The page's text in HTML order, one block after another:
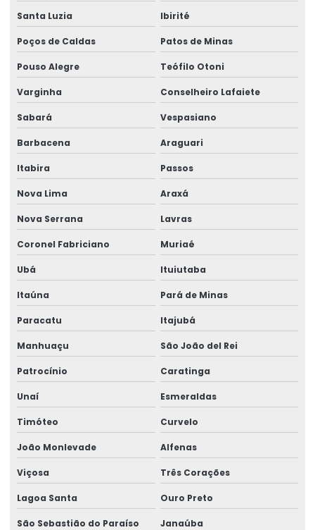
Santa Luzia Ibirité
Poços de Caldas Patos de Minas
Pouso Alegre Teófilo Otoni
Varginha Conselheiro Lafaiete
Sabará Vespasiano
Barbacena Araguari
Itabira Passos
Nova Lima Araxá
Nova Serrana Lavras
Coronel Fabriciano Muriaé
Ubá Ituiutaba
Itaúna Pará de Minas
Paracatu Itajubá
Manhuaçu São João del Rei
Patrocínio Caratinga
Unaí Esmeraldas
Timóteo Curvelo
João Monlevade Alfenas
Viçosa Três Corações
Lagoa Santa Ouro Preto
São Sebastião do Paraíso Janaúba